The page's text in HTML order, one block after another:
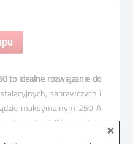
to idealne rozwiązanie do
naprawczych i
maksymalnym 250 A
a jego niewielkie rozmiary